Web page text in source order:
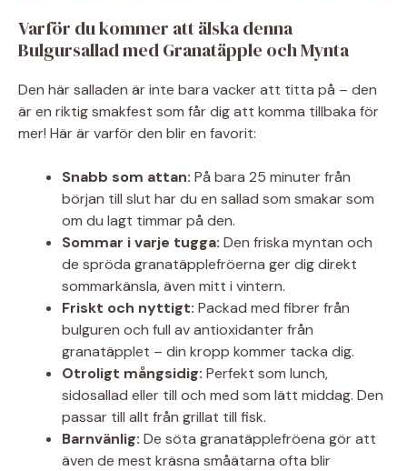
Varför du kommer att älska denna
Bulgursallad med Granatäpple och Mynta
Den här salladen är inte bara vacker att titta på – den
är en riktig smakfest som får dig att komma tillbaka för
mer! Här är varför den blir en favorit:
Snabb som attan: På bara 25 minuter från
början till slut har du en sallad som smakar som
om du lagt timmar på den.
Sommar i varje tugga: Den friska myntan och
de spröda granatäpplefröerna ger dig direkt
sommarkänsla, även mitt i vintern.
Friskt och nyttigt: Packad med fibrer från
bulguren och full av antioxidanter från
granatäpplet – din kropp kommer tacka dig.
Otroligt mångsidig: Perfekt som lunch,
sidosallad eller till och med som lätt middag. Den
passar till allt från grillat till fisk.
Barnvänlig: De söta granatäpplefröena gör att
även de mest kräsna småätarna ofta blir